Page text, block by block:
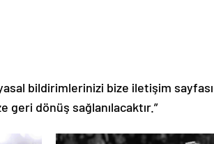
bildirimlerinizi bize iletişim sayfası
dönüş sağlanılacaktır.”